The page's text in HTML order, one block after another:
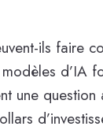
ils faire
d’IA
une